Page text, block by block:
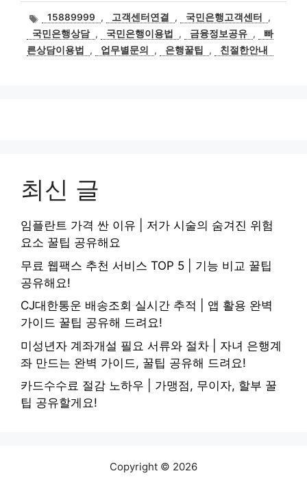
태
그
15889999 , 고객센터연결 , 국민은행고객센터
,
국민은행상담 , 국민은행이용법 , 금융정보공유 ,
빠
른상담이용법
, 업무별문의 , 은행꿀팁 , 친절한안내
최신 글
임플란트 가격 싼 이유 | 저가 시술의 숨겨진 위험
요소 꿀팁 공유해요
무료 웹팩스 추천 서비스 TOP 5 | 기능 비교 꿀팁
공유해요!
CJ대한통운 배송조회 실시간 추적 | 앱 활용 완벽
가이드 꿀팁 공유해 드려요!
미성년자 계좌개설 필요 서류와 절차 | 자녀 은행계
좌 만드는 완벽 가이드, 꿀팁 공유해 드려요!
카드수수료 절감 노하우 | 가맹점, 무이자, 할부 꿀
팁 공유할게요!
Copyright © 2026